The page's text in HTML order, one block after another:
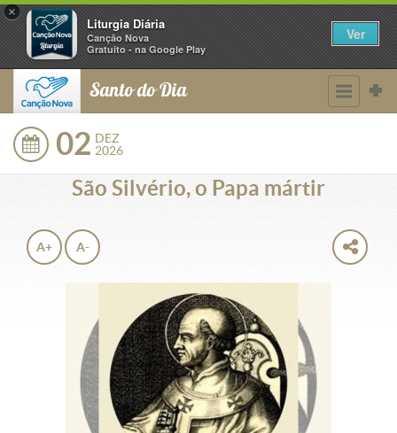
×
Liturgia Diária
Canção Nova
Gratuito - na Google Play
Ver
Santo do Dia
02 DEZ
2026
São Silvério, o Papa mártir
A+ A-